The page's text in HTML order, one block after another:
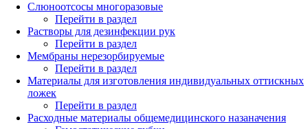
Слюноотсосы многоразовые
Перейти в раздел
Растворы для дезинфекции рук
Перейти в раздел
Мембраны нерезорбируемые
Перейти в раздел
Материалы для изготовления индивидуальных оттискных
ложек
Перейти в раздел
Расходные материалы общемедицинского назаначения